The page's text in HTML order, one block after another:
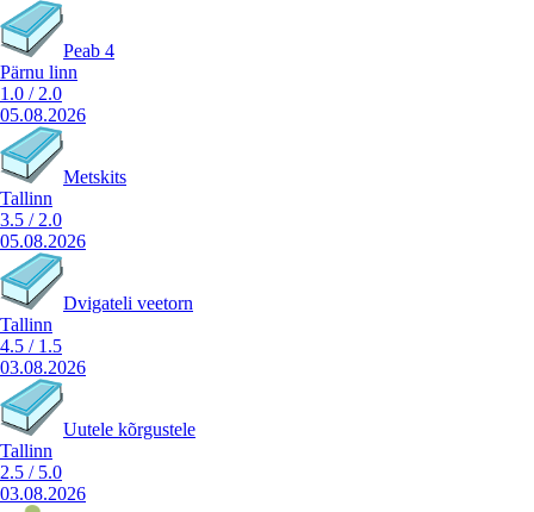
Peab 4
Pärnu linn
1.0 / 2.0
05.08.2026
Metskits
Tallinn
3.5 / 2.0
05.08.2026
Dvigateli veetorn
Tallinn
4.5 / 1.5
03.08.2026
Uutele kõrgustele
Tallinn
2.5 / 5.0
03.08.2026